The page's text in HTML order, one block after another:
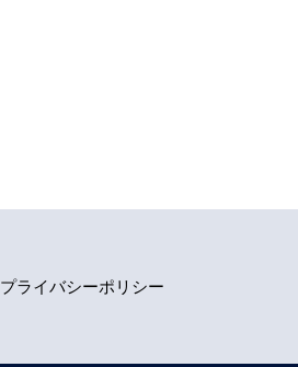
プライバシーポリシー